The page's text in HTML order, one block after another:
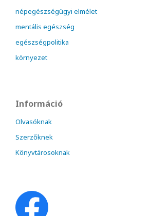
népegészségügyi elmélet
mentális egészség
egészségpolitika
környezet
Információ
Olvasóknak
Szerzőknek
Könyvtárosoknak